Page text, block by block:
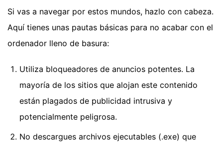
Si vas a navegar por estos mundos, hazlo con cabeza.
Aquí tienes unas pautas básicas para no acabar con el
ordenador lleno de basura:
Utiliza bloqueadores de anuncios potentes. La
mayoría de los sitios que alojan este contenido
están plagados de publicidad intrusiva y
potencialmente peligrosa.
No descargues archivos ejecutables (.exe) que